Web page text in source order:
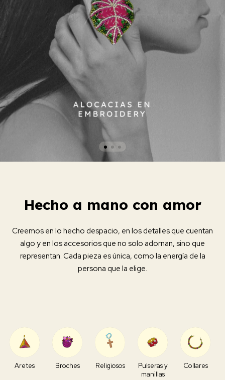
Hecho a mano con amor
Creemos en lo hecho despacio, en los detalles que cuentan
algo y en los accesorios que no solo adornan, sino que
representan. Cada pieza es única, como la energía de la
persona que la elige.
Aretes Broches Religiosos
Pulseras y
manillas
Collares